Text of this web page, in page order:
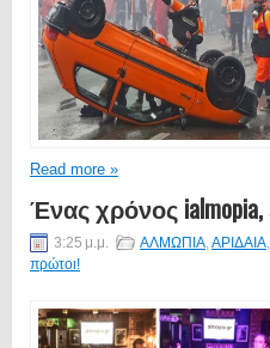
Read more »
Ένας χρόνος
3:25 μ.μ. ΑΛΜΩΠΙΑ,ΑΡΙΔΑΙΑ,
πρώτοι!